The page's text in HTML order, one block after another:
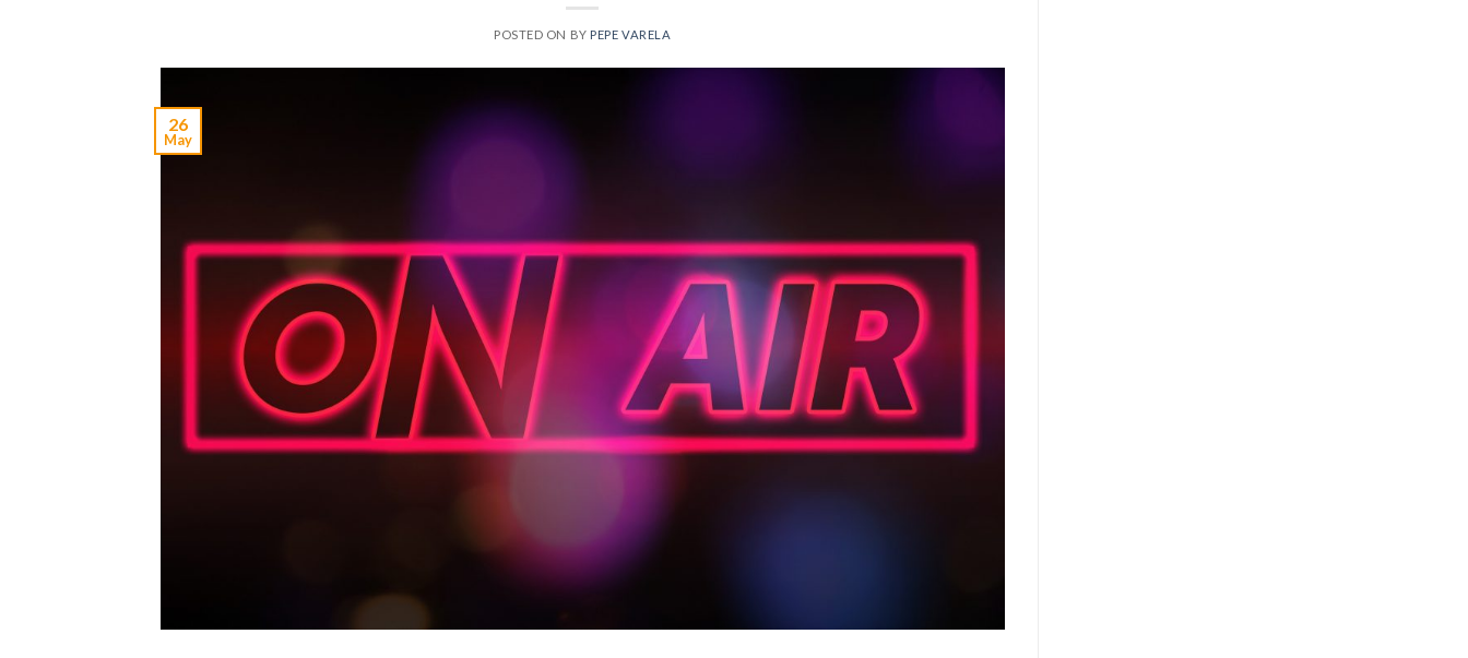
POSTED ON BY PEPE VARELA
26
May